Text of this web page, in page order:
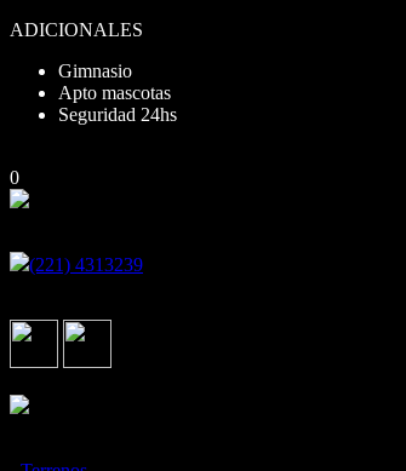
ADICIONALES
Gimnasio
Apto mascotas
Seguridad 24hs
0
(221) 4313239